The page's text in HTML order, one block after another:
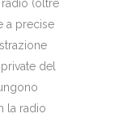
radio (oltre
a precise
del
la radio